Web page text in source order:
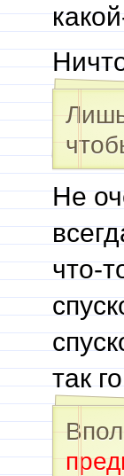
Не
что-
так